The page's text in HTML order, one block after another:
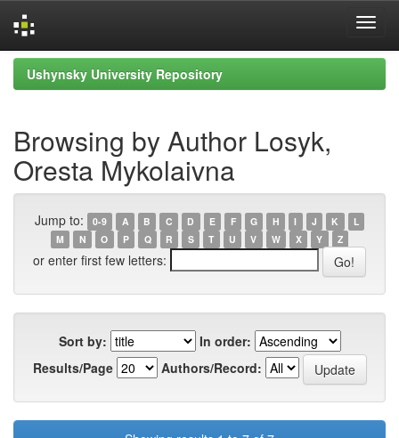
Skip
navigation
Ushynsky University Repository
Browsing by Author Losyk,
Oresta Mykolaivna
Jump to: 0-9 A B C D E F G H I J K
L
M
N O P Q R S T U V W X Y Z
or enter first few letters:
Sort by:
In order:
Results/Page
Authors/Record: